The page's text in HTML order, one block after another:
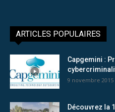
ARTICLES POPULAIRES
Capgemini :
9 novembre 2015
Découvrez la